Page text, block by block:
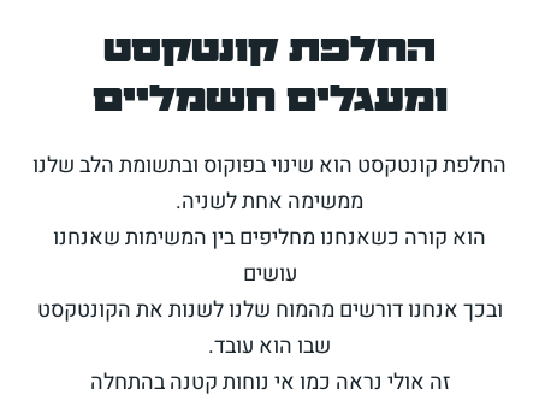
החלפת קונטקסט
ומעגלים חשמליים
החלפת קונטקסט הוא שינוי בפוקוס ובתשומת הלב שלנו
ממשימה אחת לשניה.
הוא קורה כשאנחנו מחליפים בין המשימות שאנחנו
עושים
ובכך אנחנו דורשים מהמוח שלנו לשנות את הקונטקסט
שבו הוא עובד.
זה אולי נראה כמו אי נוחות קטנה בהתחלה